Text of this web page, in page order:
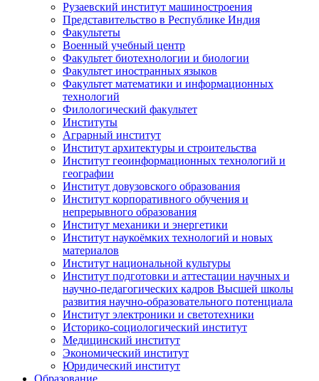
Рузаевский институт машиностроения
Представительство в Республике Индия
Факультеты
Военный учебный центр
Факультет биотехнологии и биологии
Факультет иностранных языков
Факультет математики и информационных
технологий
Филологический факультет
Институты
Аграрный институт
Институт архитектуры и строительства
Институт геоинформационных технологий и
географии
Институт довузовского образования
Институт корпоративного обучения и
непрерывного образования
Институт механики и энергетики
Институт наукоёмких технологий и новых
материалов
Институт национальной культуры
Институт подготовки и аттестации научных и
научно-педагогических кадров Высшей школы
развития научно-образовательного потенциала
Институт электроники и светотехники
Историко-социологический институт
Медицинский институт
Экономический институт
Юридический институт
Образование